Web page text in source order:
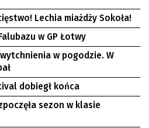
Lechia miażdży Sokoła!
w GP Łotwy
w pogodzie. W
dobiegł końca
sezon w klasie